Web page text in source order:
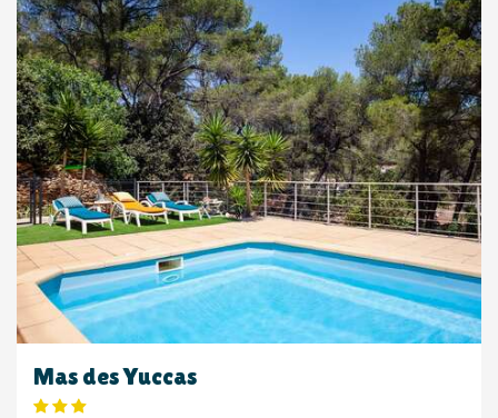
Mas des Yuccas